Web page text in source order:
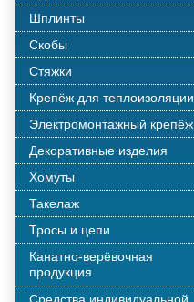
Шплинты
Скобы
Стяжки
Крепёж для теплоизоляции
Электромонтажный крепёж
Декоративные изделия
Хомуты
Такелаж
Тросы и цепи
Канатно-верёвочная
продукция